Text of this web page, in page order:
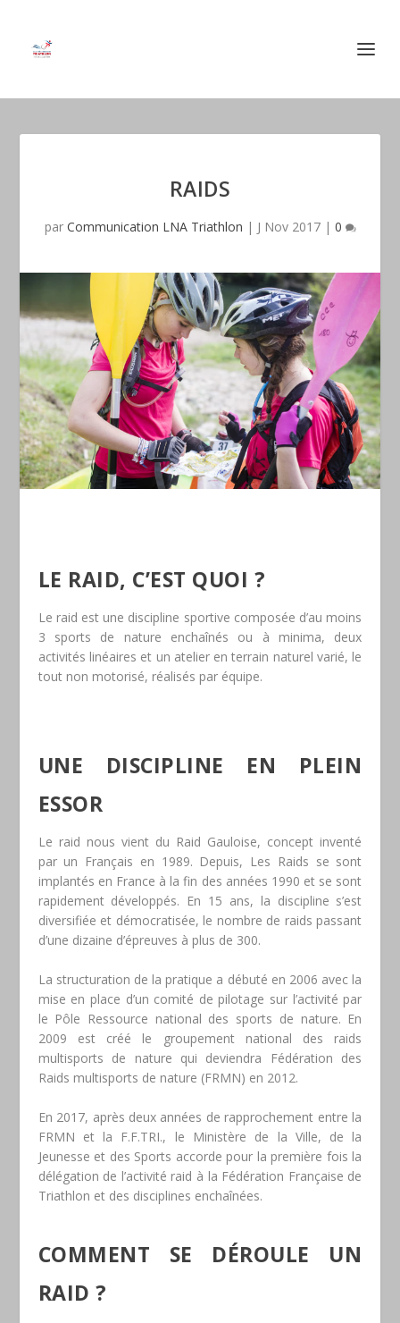
RAIDS
par Communication LNA Triathlon | J Nov 2017| 0
LE RAID, C’EST QUOI ?
Le raid est une discipline sportive composée d’au moins
3 sports de nature enchaînés ou à minima, deux
activités linéaires et un atelier en terrain naturel varié, le
tout non motorisé, réalisés par équipe.
UNE DISCIPLINE EN PLEIN
ESSOR
Le raid nous vient du Raid Gauloise, concept inventé
par un Français en 1989. Depuis, Les Raids se sont
implantés en France à la fin des années 1990 et se sont
rapidement développés. En 15 ans, la discipline s’est
diversifiée et démocratisée, le nombre de raids passant
d’une dizaine d’épreuves à plus de 300.
La structuration de la pratique a débuté en 2006 avec la
mise en place d’un comité de pilotage sur l’activité par
le Pôle Ressource national des sports de nature. En
2009 est créé le groupement national des raids
multisports de nature qui deviendra Fédération des
Raids multisports de nature (FRMN) en 2012.
En 2017, après deux années de rapprochement entre la
FRMN et la F.F.TRI., le Ministère de la Ville, de la
Jeunesse et des Sports accorde pour la première fois la
délégation de l’activité raid à la Fédération Française de
Triathlon et des disciplines enchaînées.
COMMENT SE DÉROULE UN
RAID ?